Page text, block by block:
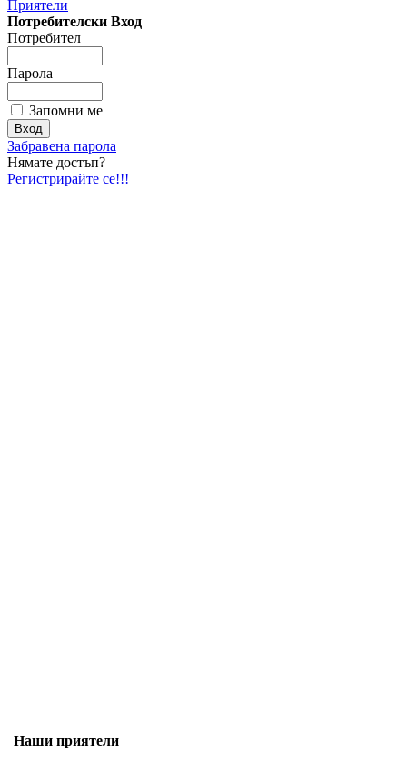
Приятели
Потребителски Вход
Потребител
Парола
Запомни ме
Забравена парола
Нямате достъп?
Регистрирайте се!!!
Наши приятели